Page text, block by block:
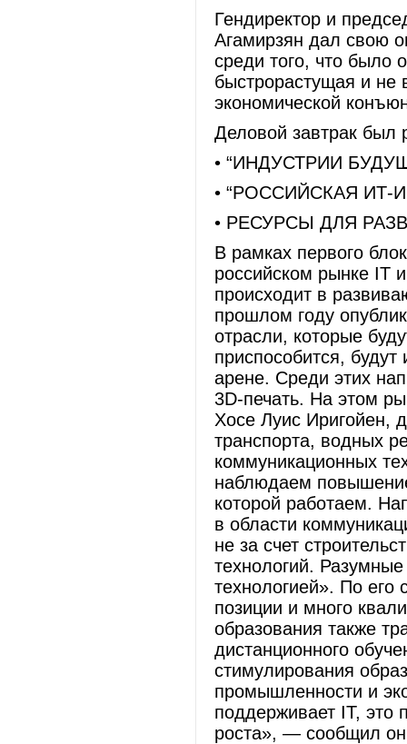
Гендиректор и
Агамирзян дал свою
среди того, что было
быстрорастущая и не
экономической
Деловой завтрак был
• “ИНДУСТРИИ
• “РОССИЙСКАЯ ИТ-
• РЕСУРСЫ ДЛЯ
В рамках первого
российском рынке IT
происходит в
прошлом году
отрасли, которые
приспособится,
арене. Среди этих
3D-печать. На этом
Хосе Луис Иригойен,
транспорта, водных
коммуникационных
наблюдаем
которой работаем.
в области
не за счет
технологий.
технологией». По его
позиции и много
образования также
дистанционного
стимулирования
промышленности и
поддерживает IТ, это
роста», — сообщил